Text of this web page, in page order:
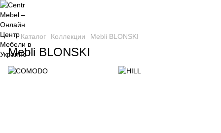
Каталог Коллекции Mebli BLONSKI
Mebli BLONSKI